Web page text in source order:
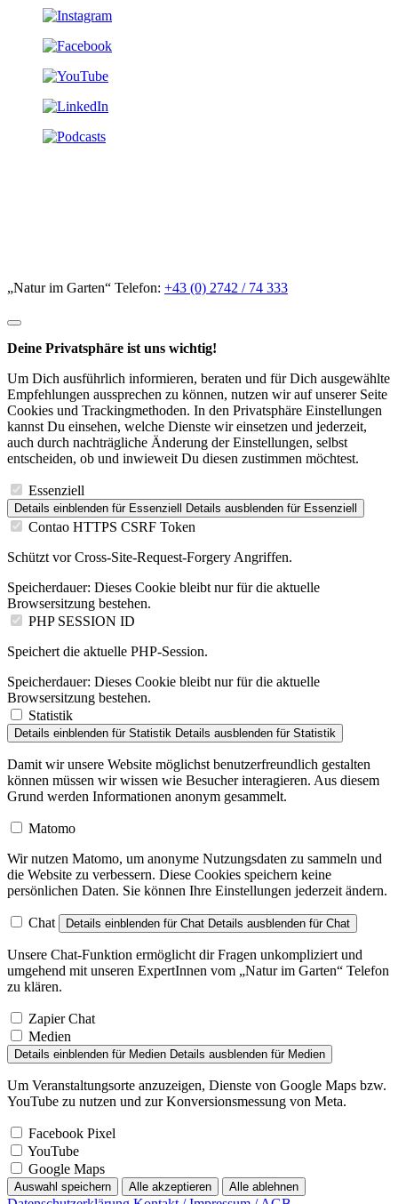
„Natur im Garten“ Telefon: +43 (0) 2742 / 74 333
Deine Privatsphäre ist uns wichtig!
Um Dich ausführlich informieren, beraten und für Dich ausgewählte
Empfehlungen aussprechen zu können, nutzen wir auf unserer Seite
Cookies und Trackingmethoden. In den Privatsphäre Einstellungen
kannst Du einsehen, welche Dienste wir einsetzen und jederzeit,
auch durch nachträgliche Änderung der Einstellungen, selbst
entscheiden, ob und inwieweit Du diesen zustimmen möchtest.
Essenziell
Details einblenden für Essenziell Details ausblenden für Essenziell
Contao HTTPS CSRF Token
Schützt vor Cross-Site-Request-Forgery Angriffen.
Speicherdauer: Dieses Cookie bleibt nur für die aktuelle
Browsersitzung bestehen.
PHP SESSION ID
Speichert die aktuelle PHP-Session.
Speicherdauer: Dieses Cookie bleibt nur für die aktuelle
Browsersitzung bestehen.
Statistik
Details einblenden für Statistik Details ausblenden für Statistik
Damit wir unsere Website möglichst benutzerfreundlich gestalten
können müssen wir wissen wie Besucher interagieren. Aus diesem
Grund werden Informationen anonym gesammelt.
Matomo
Wir nutzen Matomo, um anonyme Nutzungsdaten zu sammeln und
die Website zu verbessern. Diese Cookies speichern keine
persönlichen Daten. Sie können Ihre Einstellungen jederzeit ändern.
Chat Details einblenden für Chat Details ausblenden für Chat
Unsere Chat-Funktion ermöglicht dir Fragen unkompliziert und
umgehend mit unseren ExpertInnen vom „Natur im Garten“ Telefon
zu klären.
Zapier Chat
Medien
Details einblenden für Medien Details ausblenden für Medien
Um Veranstaltungsorte anzuzeigen, Dienste von Google Maps bzw.
YouTube zu nutzen und zur Konversionsmessung von Meta.
Facebook Pixel
YouTube
Google Maps
Auswahl speichern Alle akzeptieren Alle ablehnen